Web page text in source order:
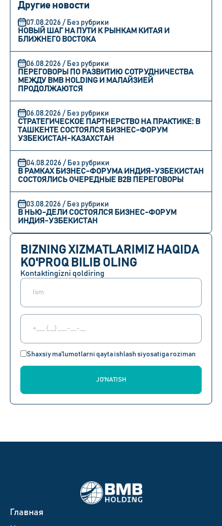
Другие новости
07.08.2026 / Без рубрики
НОВЫЙ ШАГ НА ПУТИ К РЫНКАМ КИТАЯ И
БЛИЖНЕГО ВОСТОКА
06.08.2026 / Без рубрики
ПЕРЕГОВОРЫ ПО РАЗВИТИЮ СОТРУДНИЧЕСТВА
МЕЖДУ BMB HOLDING И МАЛАЙЗИЕЙ
ПРОДОЛЖАЮТСЯ
06.08.2026 / Без рубрики
СТРАТЕГИЧЕСКОЕ ПАРТНЕРСТВО НА ПРАКТИКЕ: В
ТАШКЕНТЕ СОСТОЯЛСЯ БИЗНЕС-ФОРУМ
УЗБЕКИСТАН-КАЗАХСТАН
04.08.2026 / Без рубрики
В РАМКАХ БИЗНЕС-ФОРУМА ИНДИЯ-УЗБЕКИСТАН
СОСТОЯЛИСЬ ОЧЕРЕДНЫЕ B2B ПЕРЕГОВОРЫ
03.08.2026 / Без рубрики
В НЬЮ-ДЕЛИ СОСТОЯЛСЯ БИЗНЕС-ФОРУМ
ИНДИЯ-УЗБЕКИСТАН
BIZNING XIZMATLARIMIZ HAQIDA
KO'PROQ BILIB OLING
Kontaktingizni qoldiring
Shaxsiy ma'lumotlarni qayta ishlash siyosatiga roziman
JO'NATISH
Главная